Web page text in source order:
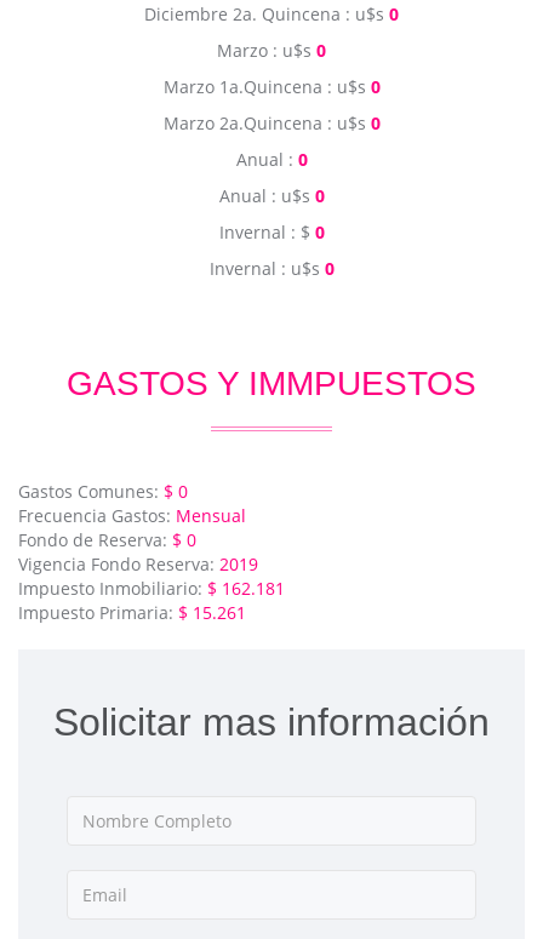
Diciembre 2a. Quincena : u$s 0
Marzo : u$s 0
Marzo 1a.Quincena : u$s 0
Marzo 2a.Quincena : u$s 0
Anual : 0
Anual : u$s 0
Invernal : $ 0
Invernal : u$s 0
GASTOS Y IMMPUESTOS
Gastos Comunes: $ 0
Frecuencia Gastos: Mensual
Fondo de Reserva: $ 0
Vigencia Fondo Reserva: 2019
Impuesto Inmobiliario: $ 162.181
Impuesto Primaria: $ 15.261
Solicitar mas información